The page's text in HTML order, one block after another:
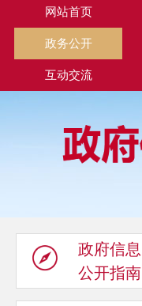
网站首页
政务公开
互动交流
政府信息
公开指南